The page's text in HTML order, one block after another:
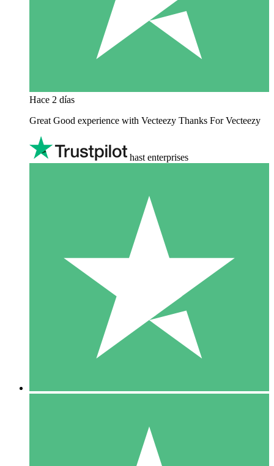
Hace 2 días
Great Good experience with Vecteezy Thanks For Vecteezy
hast enterprises